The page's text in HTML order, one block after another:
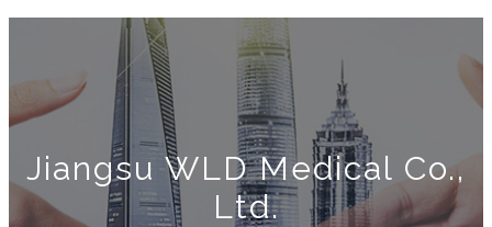
Jiangsu WLD Medical Co.,
Ltd.